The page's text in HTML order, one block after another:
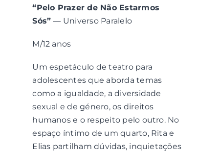
“Pelo Prazer de Não Estarmos
Sós” — Universo Paralelo
M/12 anos
Um espetáculo de teatro para
adolescentes que aborda temas
como a igualdade, a diversidade
sexual e de género, os direitos
humanos e o respeito pelo outro. No
espaço íntimo de um quarto, Rita e
Elias partilham dúvidas, inquietações